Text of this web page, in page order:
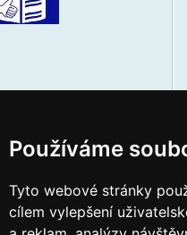
Používáme
Tyto webové stránky
cílem vylepšení